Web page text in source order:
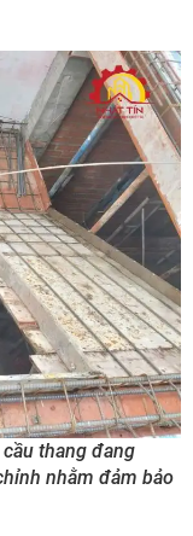
thang đang
nhằm đảm bảo